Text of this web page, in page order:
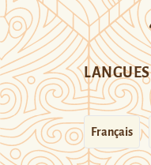
LANGUES
Français